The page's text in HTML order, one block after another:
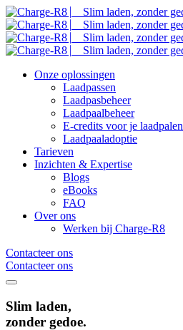
Onze oplossingen
Laadpassen
Laadpasbeheer
Laadpaalbeheer
E-credits voor je laadpalen
Laadpaaladoptie
Tarieven
Inzichten & Expertise
Blogs
eBooks
FAQ
Over ons
Werken bij Charge-R8
Contacteer ons
Contacteer ons
Slim laden,
zonder gedoe.